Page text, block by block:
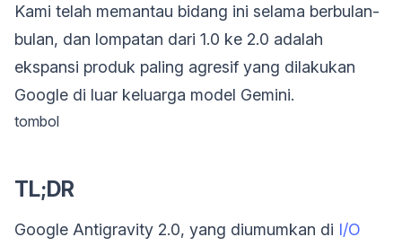
Kami telah memantau bidang ini selama berbulan-
bulan, dan lompatan dari 1.0 ke 2.0 adalah
ekspansi produk paling agresif yang dilakukan
Google di luar keluarga model Gemini.
tombol
TL;DR
Google Antigravity 2.0, yang diumumkan di I/O